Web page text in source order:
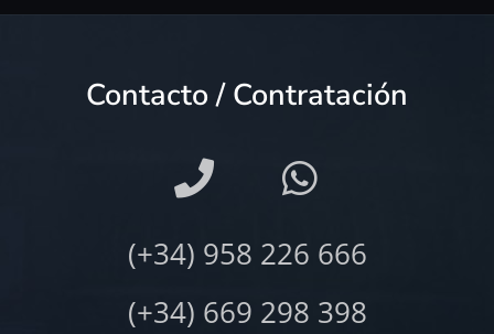
Contacto / Contratación
(+34) 958 226 666
(+34) 669 298 398